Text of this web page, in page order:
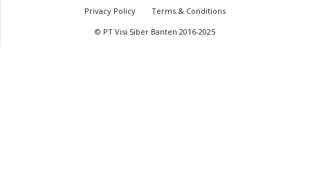
Privacy Policy
Terms & Conditions
© PT Visi Siber Banten 2016-2025